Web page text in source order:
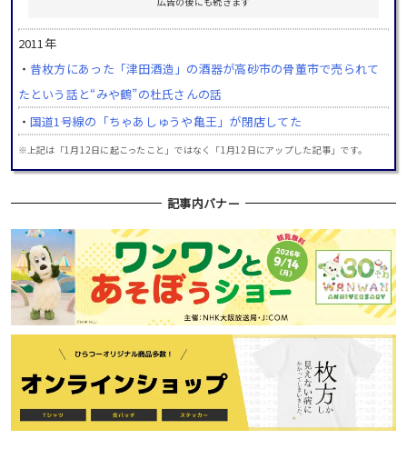
2011年
・ 昔枚方にあった「津田酒造」の酒器が高砂市の骨董市で売られて
たという話と“みや鶴”の杜氏さんの話
・ 国道1号線の「ちゃあしゅうや亀王」が閉店してた
※上記は「1月12日に起こったこと」ではなく「1月12日にアップした記事」です。
記事内バナー